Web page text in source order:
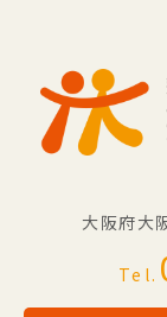
大阪府大
Tel.